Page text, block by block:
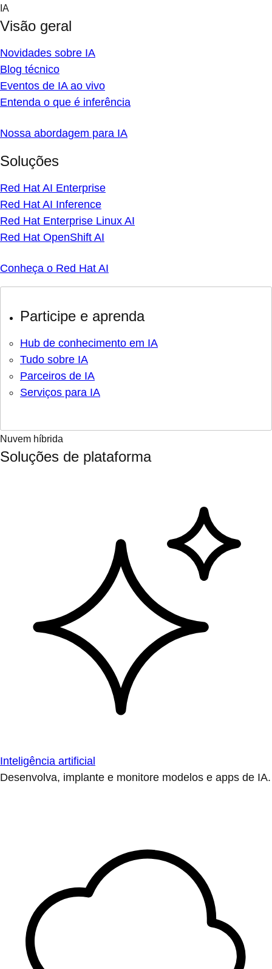
Skip
content
IA
Visão geral
Novidades sobre IA
Blog técnico
Eventos de IA ao vivo
Entenda o que é inferência
Nossa abordagem para IA
Soluções
Red Hat AI Enterprise
Red Hat AI Inference
Red Hat Enterprise Linux AI
Red Hat OpenShift AI
Conheça o Red Hat AI
Participe e aprenda
Hub de conhecimento em IA
Tudo sobre IA
Parceiros de IA
Serviços para IA
Nuvem híbrida
Soluções de plataforma
Inteligência artificial
Desenvolva, implante e monitore modelos e apps de IA.